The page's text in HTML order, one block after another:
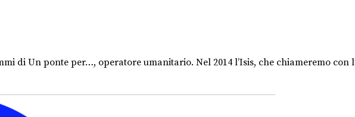
di Un ponte per…, operatore umanitario. Nel 2014 l’Isis, che chiameremo